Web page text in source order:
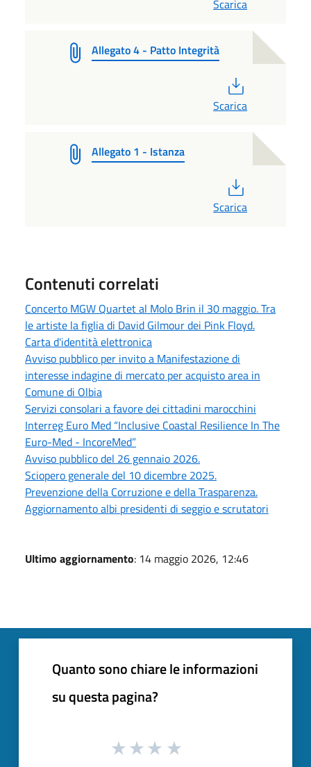
Scarica
Allegato 4 - Patto Integrità
Scarica
Allegato 1 - Istanza
Scarica
Contenuti correlati
Concerto MGW Quartet al Molo Brin il 30 maggio. Tra
le artiste la figlia di David Gilmour dei Pink Floyd.
Carta d'identità elettronica
Avviso pubblico per invito a Manifestazione di
interesse indagine di mercato per acquisto area in
Comune di Olbia
Servizi consolari a favore dei cittadini marocchini
Interreg Euro Med “Inclusive Coastal Resilience In The
Euro-Med - IncoreMed”
Avviso pubblico del 26 gennaio 2026.
Sciopero generale del 10 dicembre 2025.
Prevenzione della Corruzione e della Trasparenza.
Aggiornamento albi presidenti di seggio e scrutatori
Ultimo aggiornamento: 14 maggio 2026, 12:46
Quanto sono chiare le informazioni
su questa pagina?